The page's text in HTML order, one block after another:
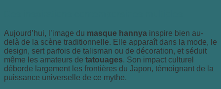
Aujourd’hui, l’image du masque hannya inspire bien au-
delà de la scène traditionnelle. Elle apparaît dans la mode, le
design, sert parfois de talisman ou de décoration, et séduit
même les amateurs de tatouages. Son impact culturel
déborde largement les frontières du Japon, témoignant de la
puissance universelle de ce mythe.